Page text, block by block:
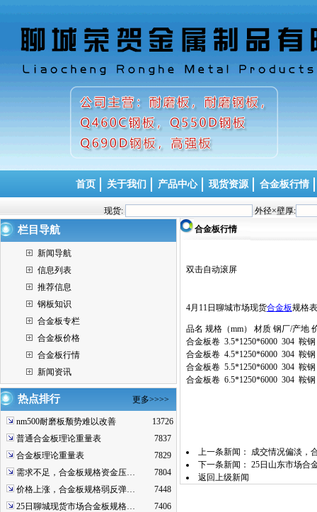
首页 关于我们 产品中心 现货资源 合金板行情
现货: 外径×壁厚:
栏目导航
新闻导航
信息列表
推荐信息
钢板知识
合金板专栏
合金板价格
合金板行情
新闻资讯
热点排行 更多>>>>
nm500耐磨板颓势难以改善
13726
普通合金板理论重量表
7837
合金板理论重量表
7829
需求不足，合金板规格资金压…
7804
价格上涨，合金板规格弱反弹…
7448
25日聊城现货市场合金板规格…
7406
合金板行情
双击自动滚屏
4月11日聊城市场现货合金板规格表
品名 规格（mm） 材质 钢厂/产地
合金板卷 3.5*1250*6000 304 鞍
合金板卷 4.5*1250*6000 304 鞍
合金板卷 5.5*1250*6000 304 鞍
合金板卷 6.5*1250*6000 304 鞍
上一条新闻：
成交情况偏淡，
下一条新闻： 25日山东市场合
返回上级新闻